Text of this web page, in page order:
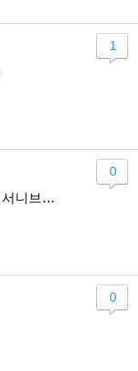
1
[작가]♠존버닝햄 TRUBLOFF+앤서니브라운 Hansel & Gretel
0
0